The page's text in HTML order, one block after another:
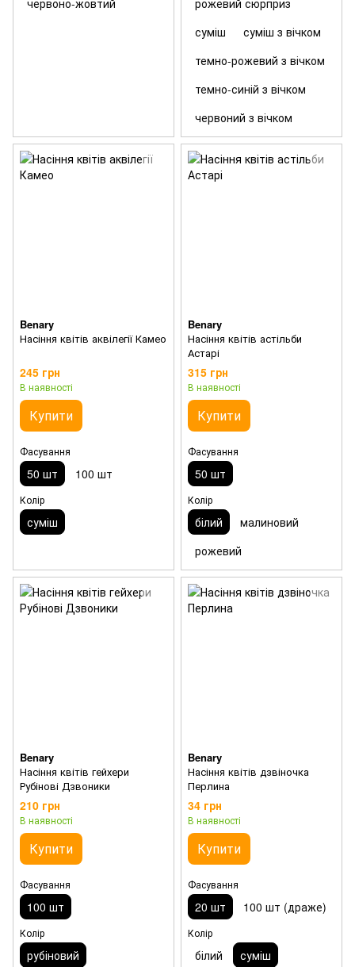
суміш
суміш з вічком
темно-рожевий з вічком
темно-синій з вічком
червоний з вічком
Benary
Насіння квітів аквілегії Камео
245 грн
В наявності
Купити
Фасування
50 шт 100 шт
Колір
суміш
Benary
Насіння квітів астільби
Астарі
315 грн
В наявності
Купити
Фасування
50 шт
Колір
білий
малиновий
рожевий
Benary
Насіння квітів гейхери
Рубінові Дзвоники
210 грн
В наявності
Купити
Фасування
100 шт
Колір
рубіновий
Benary
Насіння квітів дзвіночка
Перлина
34 грн
В наявності
Купити
Фасування
20 шт 100 шт (драже)
Колір
білий
суміш